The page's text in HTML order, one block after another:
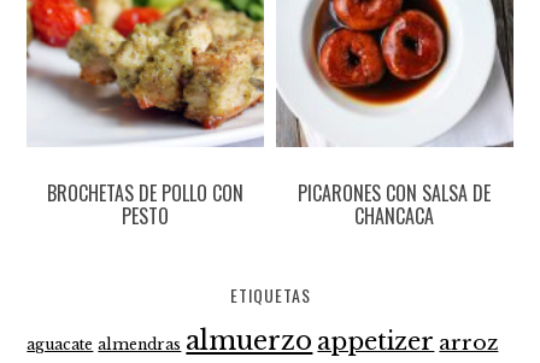
BROCHETAS DE POLLO CON
PESTO
PICARONES CON SALSA DE
CHANCACA
ETIQUETAS
aguacate almendras almuerzo appetizer arroz